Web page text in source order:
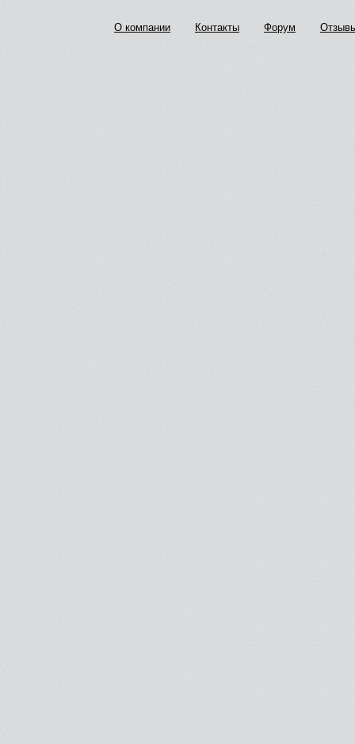
О компании Контакты Форум